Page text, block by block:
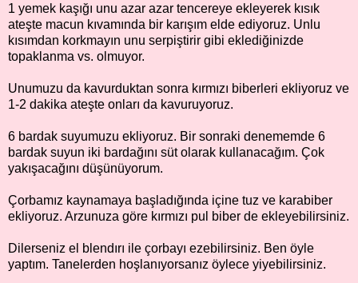
1 yemek kaşığı unu azar azar tencereye ekleyerek kısık
ateşte macun kıvamında bir karışım elde ediyoruz. Unlu
kısımdan korkmayın unu serpiştirir gibi eklediğinizde
topaklanma vs. olmuyor.
Unumuzu da kavurduktan sonra kırmızı biberleri ekliyoruz ve
1-2 dakika ateşte onları da kavuruyoruz.
6 bardak suyumuzu ekliyoruz. Bir sonraki denememde 6
bardak suyun iki bardağını süt olarak kullanacağım. Çok
yakışacağını düşünüyorum.
Çorbamız kaynamaya başladığında içine tuz ve karabiber
ekliyoruz. Arzunuza göre kırmızı pul biber de ekleyebilirsiniz.
Dilerseniz el blendırı ile çorbayı ezebilirsiniz. Ben öyle
yaptım. Tanelerden hoşlanıyorsanız öylece yiyebilirsiniz.